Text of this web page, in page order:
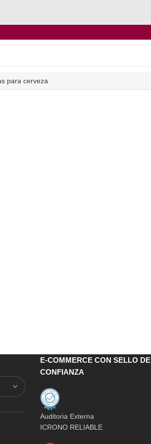
para cerveza
E-COMMERCE CON SELLO DE
CONFIANZA
Auditoria Externa
ICRONO RELIABLE